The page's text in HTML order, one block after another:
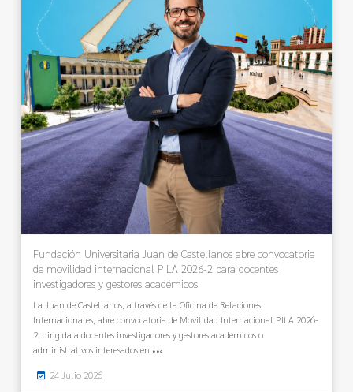
Fundación Universitaria Juan de Castellanos abre convocatoria
de movilidad internacional PILA 2026-2 para docentes
investigadores y gestores académicos
La Juan de Castellanos, a través de la Oficina de Relaciones
Internacionales, abre convocatoria de Movilidad Internacional PILA 2026-
2, dirigida a docentes investigadores y gestores académicos o
administrativos interesados en
24 Julio 2026